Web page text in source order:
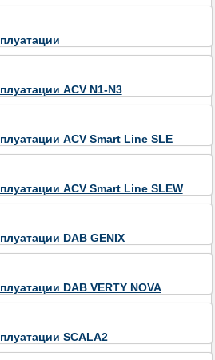
ACV N1-N3
ACV Smart Line SLE
ACV Smart Line SLEW
DAB GENIX
DAB VERTY NOVA
SCALA2